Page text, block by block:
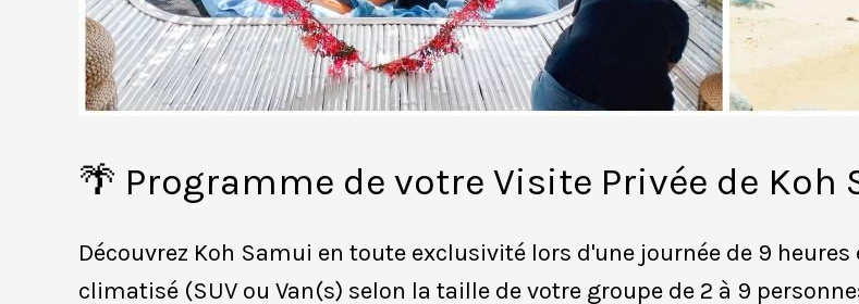
🌴 Programme de votre Visite Privée de Koh
Découvrez Koh Samui en toute exclusivité lors d'une journée de 9
climatisé (SUV ou Van(s) selon la taille de votre groupe de 2 à 9